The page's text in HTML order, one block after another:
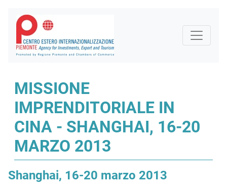
MISSIONE
IMPRENDITORIALE IN
CINA - SHANGHAI, 16-20
MARZO 2013
Shanghai, 16-20 marzo 2013